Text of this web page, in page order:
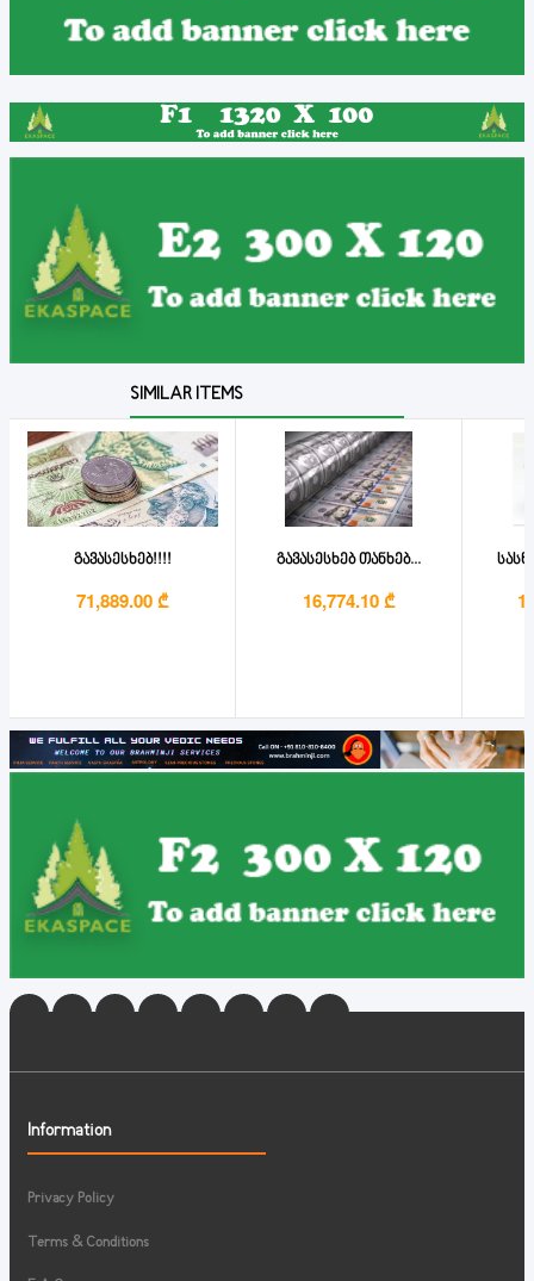
SIMILAR ITEMS
გავასესხებ!!!!
71,889.00 ₾
გავასესხებ თანხებ...
16,774.10 ₾
Information
Privacy Policy
Terms & Conditions